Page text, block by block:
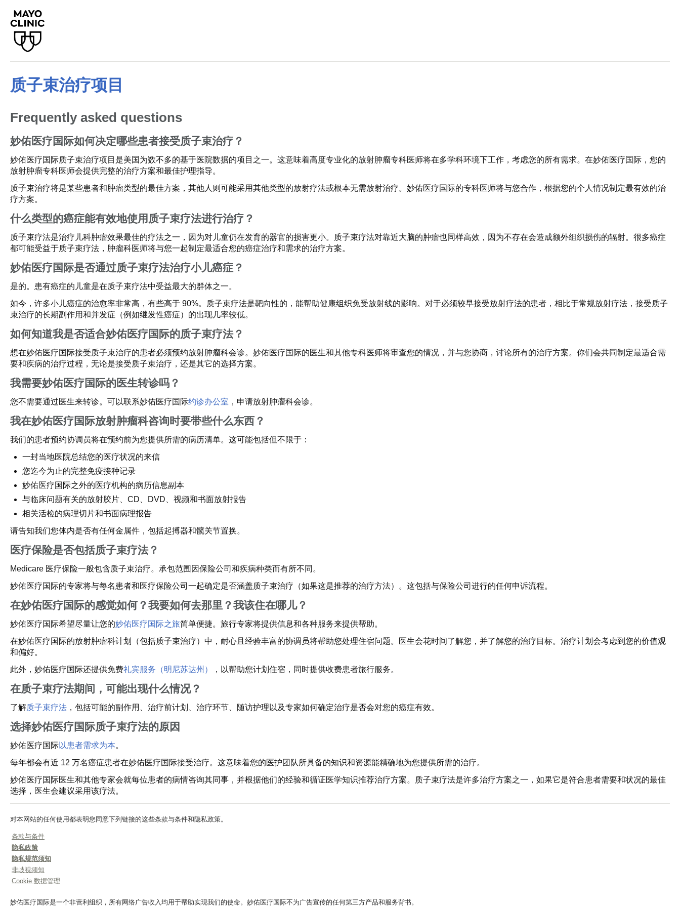
质子束治疗项目
Frequently asked questions
妙佑医疗国际如何决定哪些患者接受质子束治疗？
妙佑医疗国际质子束治疗项目是美国为数不多的基于医院数据的项目之一。这意味着高度专业化的放射肿瘤专科医师将在多学科环境下工作，考虑您的所有需求。在妙佑医疗国际，您的
放射肿瘤专科医师会提供完整的治疗方案和最佳护理指导。
质子束治疗将是某些患者和肿瘤类型的最佳方案，其他人则可能采用其他类型的放射疗法或根本无需放射治疗。妙佑医疗国际的专科医师将与您合作，根据您的个人情况制定最有效的治
疗方案。
什么类型的癌症能有效地使用质子束疗法进行治疗？
质子束疗法是治疗儿科肿瘤效果最佳的疗法之一，因为对儿童仍在发育的器官的损害更小。质子束疗法对靠近大脑的肿瘤也同样高效，因为不存在会造成额外组织损伤的辐射。很多癌症
都可能受益于质子束疗法，肿瘤科医师将与您一起制定最适合您的癌症治疗和需求的治疗方案。
妙佑医疗国际是否通过质子束疗法治疗小儿癌症？
是的。患有癌症的儿童是在质子束疗法中受益最大的群体之一。
如今，许多小儿癌症的治愈率非常高，有些高于 90%。质子束疗法是靶向性的，能帮助健康组织免受放射线的影响。对于必须较早接受放射疗法的患者，相比于常规放射疗法，接受质子
束治疗的长期副作用和并发症（例如继发性癌症）的出现几率较低。
如何知道我是否适合妙佑医疗国际的质子束疗法？
想在妙佑医疗国际接受质子束治疗的患者必须预约放射肿瘤科会诊。妙佑医疗国际的医生和其他专科医师将审查您的情况，并与您协商，讨论所有的治疗方案。你们会共同制定最适合需
要和疾病的治疗过程，无论是接受质子束治疗，还是其它的选择方案。
我需要妙佑医疗国际的医生转诊吗？
您不需要通过医生来转诊。可以联系妙佑医疗国际约诊办公室 ，申请放射肿瘤科会诊。
我在妙佑医疗国际放射肿瘤科咨询时要带些什么东西？
我们的患者预约协调员将在预约前为您提供所需的病历清单。这可能包括但不限于：
一封当地医院总结您的医疗状况的来信
您迄今为止的完整免疫接种记录
妙佑医疗国际之外的医疗机构的病历信息副本
与临床问题有关的放射胶片、CD、DVD、视频和书面放射报告
相关活检的病理切片和书面病理报告
请告知我们您体内是否有任何金属件，包括起搏器和髋关节置换。
医疗保险是否包括质子束疗法？
Medicare 医疗保险一般包含质子束治疗。承包范围因保险公司和疾病种类而有所不同。
妙佑医疗国际的专家将与每名患者和医疗保险公司一起确定是否涵盖质子束治疗（如果这是推荐的治疗方法）。这包括与保险公司进行的任何申诉流程。
在妙佑医疗国际的感觉如何？我要如何去那里？我该住在哪儿？
妙佑医疗国际希望尽量让您的妙佑医疗国际之旅简单便捷。旅行专家将提供信息和各种服务来提供帮助。
在妙佑医疗国际的放射肿瘤科计划（包括质子束治疗）中，耐心且经验丰富的协调员将帮助您处理住宿问题。医生会花时间了解您，并了解您的治疗目标。治疗计划会考虑到您的价值观
和偏好。
此外，妙佑医疗国际还提供免费礼宾服务（明尼苏达州） ，以帮助您计划住宿，同时提供收费患者旅行服务。
在质子束疗法期间，可能出现什么情况？
了解质子束疗法 ，包括可能的副作用、治疗前计划、治疗环节、随访护理以及专家如何确定治疗是否会对您的癌症有效。
选择妙佑医疗国际质子束疗法的原因
妙佑医疗国际以患者需求为本。
每年都会有近 12 万名癌症患者在妙佑医疗国际接受治疗。这意味着您的医护团队所具备的知识和资源能精确地为您提供所需的治疗。
妙佑医疗国际医生和其他专家会就每位患者的病情咨询其同事，并根据他们的经验和循证医学知识推荐治疗方案。质子束疗法是许多治疗方案之一，如果它是符合患者需要和状况的最佳
选择，医生会建议采用该疗法。
对本网站的任何使用都表明您同意下列链接的这些条款与条件和隐私政策。
条款与条件
隐私政策
隐私规范须知
非歧视须知
Cookie 数据管理
妙佑医疗国际是一个非营利组织，所有网络广告收入均用于帮助实现我们的使命。妙佑医疗国际不为广告宣传的任何第三方产品和服务背书。